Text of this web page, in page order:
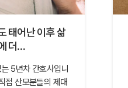
태어난 이후 삶
더…
5년차 간호사입니
접 산모분들의 제대